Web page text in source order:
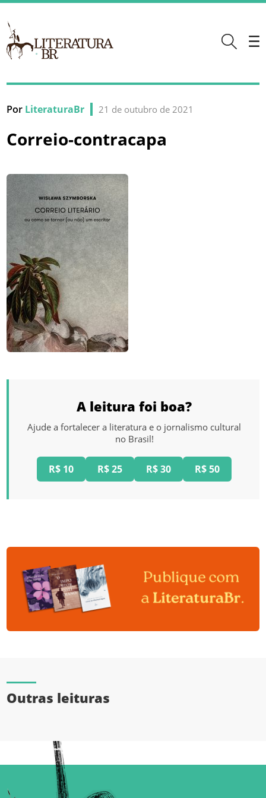
Por LiteraturaBr 21 de outubro de 2021
Correio-contracapa
A leitura foi boa?
Ajude a fortalecer a literatura e o jornalismo cultural
no Brasil!
R$ 10 R$ 25 R$ 30 R$ 50
Outras leituras